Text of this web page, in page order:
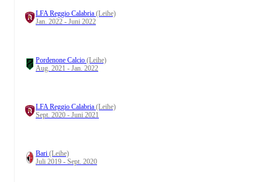
LFA Reggio Calabria (Leihe)
Jan. 2022 - Juni 2022
Pordenone Calcio (Leihe)
Aug. 2021 - Jan. 2022
LFA Reggio Calabria (Leihe)
Sept. 2020 - Juni 2021
Bari (Leihe)
Juli 2019 - Sept. 2020